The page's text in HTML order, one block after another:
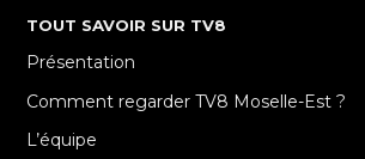
TOUT SAVOIR SUR TV8
Présentation
Comment regarder TV8 Moselle-Est ?
L’équipe